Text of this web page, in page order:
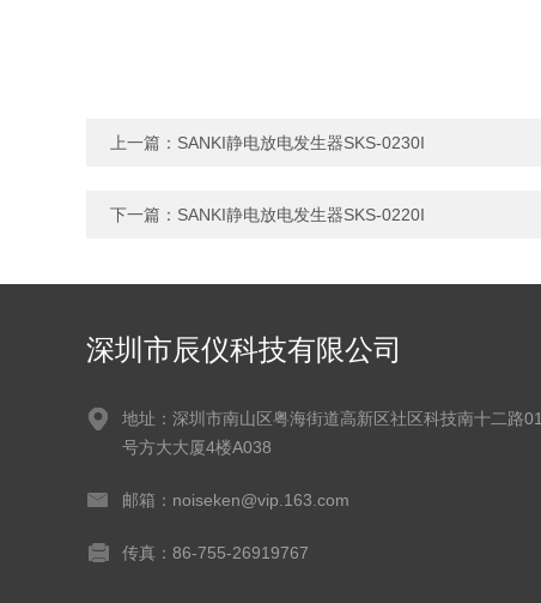
上一篇： SANKI静电放电发生器SKS-0230I
下一篇： SANKI静电放电发生器SKS-0220I
深圳市辰仪科技有限公司
地址：深圳市南山区粤海街道高新区社区科技南十二路
号方大大厦4楼A038
邮箱：noiseken@vip.163.com
传真：86-755-26919767